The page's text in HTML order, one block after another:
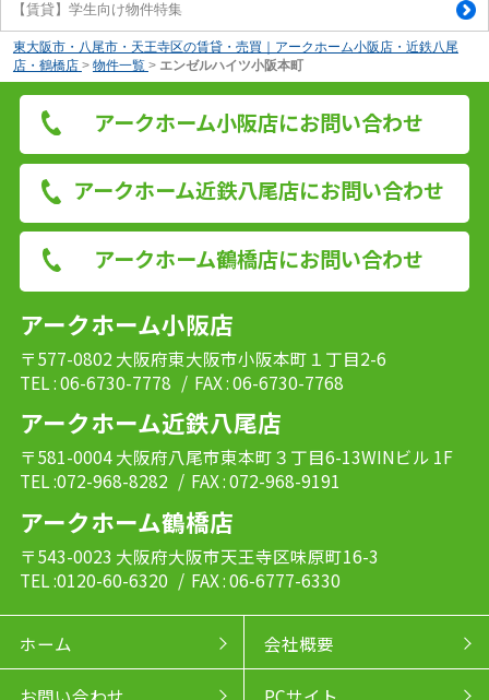
【賃貸】学生向け物件特集
東大阪市・八尾市・天王寺区の賃貸・売買｜アークホーム小阪店・近鉄八尾
店・鶴橋店 > 物件一覧 > エンゼルハイツ小阪本町
アークホーム小阪店にお問い合わせ
アークホーム近鉄八尾店にお問い合わせ
アークホーム鶴橋店にお問い合わせ
アークホーム小阪店
〒577-0802 大阪府東大阪市小阪本町１丁目2-6
TEL : 06-6730-7778 / FAX : 06-6730-7768
アークホーム近鉄八尾店
〒581-0004 大阪府八尾市東本町３丁目6-13WINビル 1F
TEL :072-968-8282 / FAX : 072-968-9191
アークホーム鶴橋店
〒543-0023 大阪府大阪市天王寺区味原町16-3
TEL :0120-60-6320 / FAX : 06-6777-6330
ホーム 会社概要